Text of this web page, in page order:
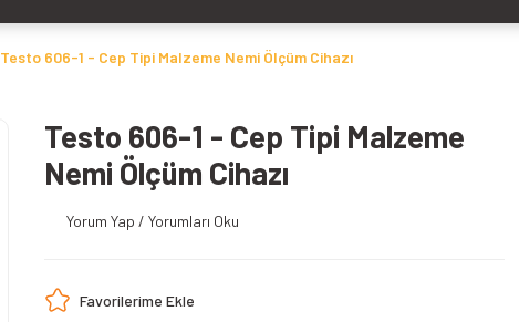
Testo 606-1 - Cep Tipi Malzeme Nemi Ölçüm Cihazı
Testo 606-1 - Cep Tipi Malzeme
Nemi Ölçüm Cihazı
Yorum Yap / Yorumları Oku